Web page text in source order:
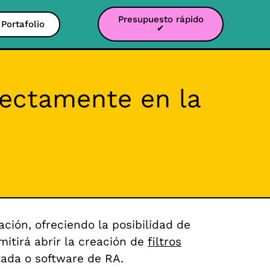
Portafolio
Presupuesto rápido
✔
en la
ofreciendo la posibilidad de
abrir la creación de filtros
o software de RA.